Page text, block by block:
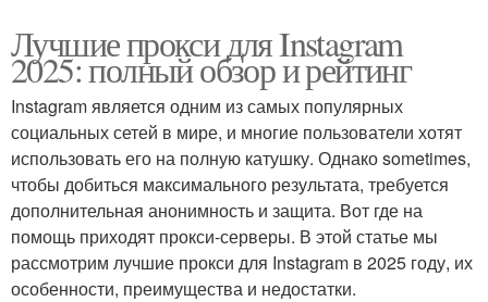
Лучшие прокси для Instagram
2025: полный обзор и рейтинг
Instagram является одним из самых популярных
социальных сетей в мире, и многие пользователи хотят
использовать его на полную катушку. Однако sometimes,
чтобы добиться максимального результата, требуется
дополнительная анонимность и защита. Вот где на
помощь приходят прокси-серверы. В этой статье мы
рассмотрим лучшие прокси для Instagram в 2025 году, их
особенности, преимущества и недостатки.